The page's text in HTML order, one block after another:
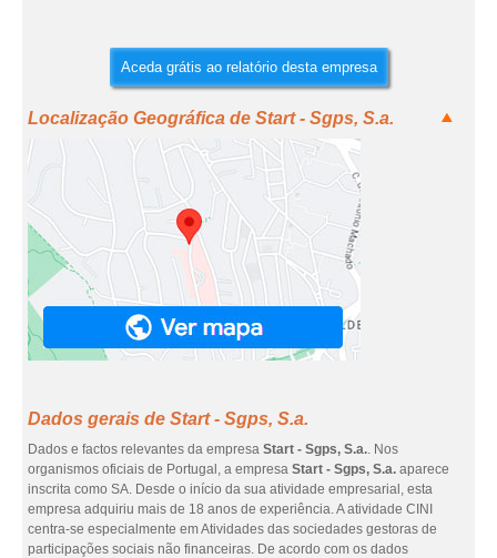
Aceda grátis ao relatório desta empresa
Localização Geográfica de Start - Sgps, S.a.
Dados gerais de Start - Sgps, S.a.
Dados e factos relevantes da empresa Start - Sgps, S.a.. Nos
organismos oficiais de Portugal, a empresa Start - Sgps, S.a. aparece
inscrita como SA. Desde o início da sua atividade empresarial, esta
empresa adquiriu mais de 18 anos de experiência. A atividade CINI
centra-se especialmente em Atividades das sociedades gestoras de
participações sociais não financeiras. De acordo com os dados